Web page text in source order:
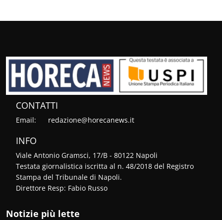
CONTATTI
Email: redazione@horecanews.it
INFO
Viale Antonio Gramsci, 17/B - 80122 Napoli
Testata giornalistica iscritta al n. 48/2018 del Registro
Stampa del Tribunale di Napoli.
Direttore Resp: Fabio Russo
Notizie più lette